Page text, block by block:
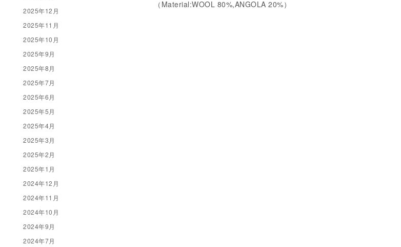
（Material:WOOL 80%,ANGOLA 20%）
2025年12月
2025年11月
2025年10月
2025年9月
2025年8月
2025年7月
2025年6月
2025年5月
2025年4月
2025年3月
2025年2月
2025年1月
2024年12月
2024年11月
2024年10月
2024年9月
2024年7月